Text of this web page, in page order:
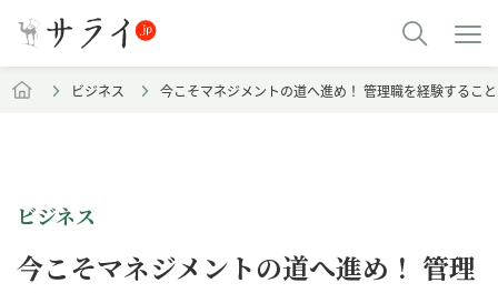
ビジネス 今こそマネジメントの道へ進め！ 管理職を経験するこ
ビジネス
今こそマネジメントの道へ進め！ 管理